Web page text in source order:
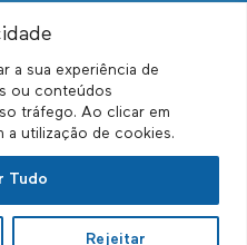
a sua experiência de
ou conteúdos
tráfego. Ao clicar em
utilização de cookies.
Rejeitar
Tudo
Lda. Todos